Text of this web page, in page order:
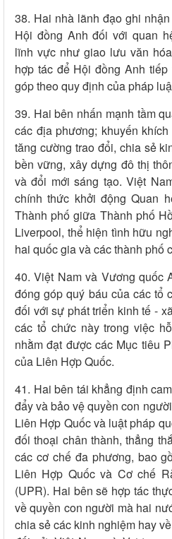
38. Hai nhà lãnh đạo ghi
Hội đồng Anh đối với quan
lĩnh vực như giao lưu văn
hợp tác để Hội đồng Anh
góp theo quy định của pháp
39. Hai bên nhấn mạnh tầm
các địa phương; khuyến
tăng cường trao đổi, chia sẻ
bền vững, xây dựng đô thị
và đổi mới sáng tạo. Việt
chính thức khởi động Quan
Thành phố giữa Thành phố
Liverpool, thể hiện tình hữu
hai quốc gia và các thành phố
40. Việt Nam và Vương quốc
đóng góp quý báu của các tổ
đối với sự phát triển kinh tế -
các tổ chức này trong việc
nhằm đạt được các Mục tiêu
của Liên Hợp Quốc.
41. Hai bên tái khẳng định
đẩy và bảo vệ quyền con
Liên Hợp Quốc và luật pháp
đối thoại chân thành, thẳng
các cơ chế đa phương, bao
Liên Hợp Quốc và Cơ chế
(UPR). Hai bên sẽ hợp tác
về quyền con người mà hai
chia sẻ các kinh nghiệm hay